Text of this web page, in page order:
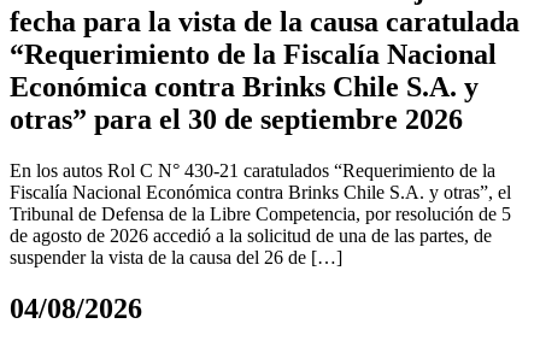
fecha para la vista de la causa caratulada
“Requerimiento de la Fiscalía Nacional
Económica contra Brinks Chile S.A. y
otras” para el 30 de septiembre 2026
En los autos Rol C N° 430-21 caratulados “Requerimiento de la
Fiscalía Nacional Económica contra Brinks Chile S.A. y otras”, el
Tribunal de Defensa de la Libre Competencia, por resolución de 5
de agosto de 2026 accedió a la solicitud de una de las partes, de
suspender la vista de la causa del 26 de […]
04/08/2026